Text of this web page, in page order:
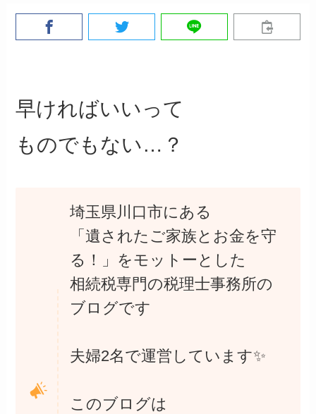
早ければいいって
ものでもない…？
埼玉県川口市にある
「遺されたご家族とお金を守
る！」をモットーとした
相続税専門の税理士事務所の
ブログです
夫婦2名で運営しています✨
このブログは